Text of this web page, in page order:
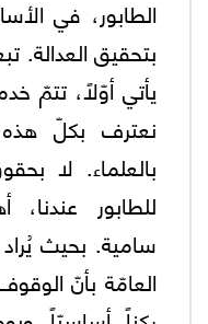
الطابور، في
بتحقيق العدالة.
يأتي أوّلاً، تتمّ
نعترف بكلّ هذه
بالعلماء. لا
للطابور
سامية. بحيث
العامّة بأنّ